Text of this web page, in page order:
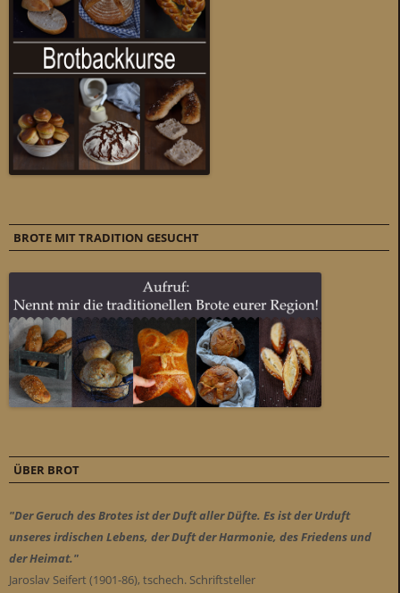
BROTE MIT TRADITION GESUCHT
ÜBER BROT
"Der Geruch des Brotes ist der Duft aller Düfte. Es ist der Urduft
unseres irdischen Lebens, der Duft der Harmonie, des Friedens und
der Heimat."
Jaroslav Seifert (1901-86), tschech. Schriftsteller